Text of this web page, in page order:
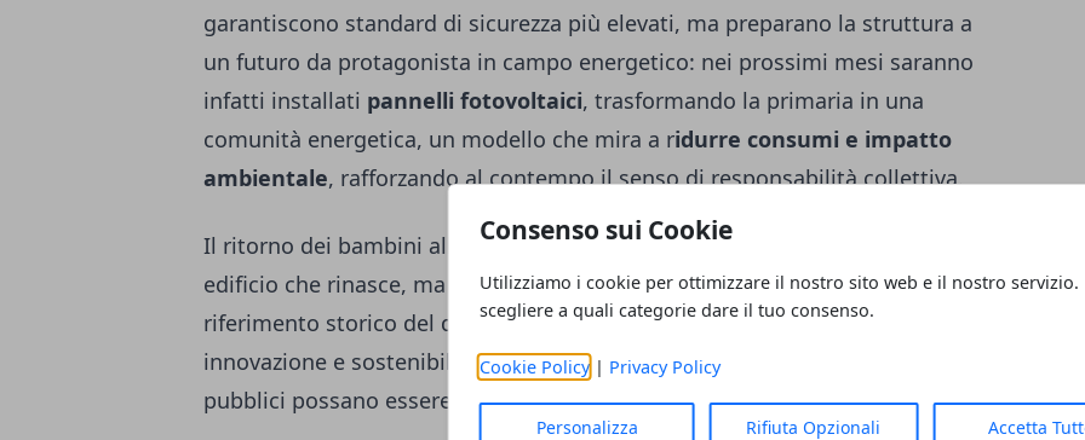
Consenso sui Cookie
Utilizziamo i cookie per ottimizzare il nostro sito web e il nostro servizio.
scegliere a quali categorie dare il tuo consenso.
Cookie Policy| Privacy Policy
Personalizza Rifiuta Opzionali Accetta
garantiscono standard di sicurezza più elevati, ma preparano la struttura a
un futuro da protagonista in campo energetico: nei prossimi mesi saranno
infatti installati pannelli fotovoltaici, trasformando la primaria in una
comunità energetica, un modello che mira a ridurre consumi e impatto
ambientale, rafforzando al contempo il senso di responsabilità collettiva.
Il ritorno dei bambini alla Baracca non è stato solo il segno tangibile di un
edificio che rinasce, ma anche di una comunità che riscopre un punto di
riferimento storico del quartiere. La scuola diventa così laboratorio vivo di
innovazione e sostenibilità, con un esempio concreto di come gli spazi
pubblici possano essere ripensati per coniugare educazione e ambiente.